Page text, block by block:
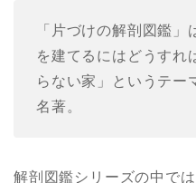
「片づけの解剖図鑑
を建てるにはどうすれ
らない家」というテー
名著。
解剖図鑑シリーズの中では